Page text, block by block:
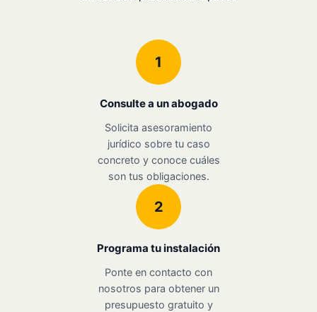
1
Consulte a un abogado
Solicita asesoramiento
jurídico sobre tu caso
concreto y conoce cuáles
son tus obligaciones.
2
Programa tu instalación
Ponte en contacto con
nosotros para obtener un
presupuesto gratuito y